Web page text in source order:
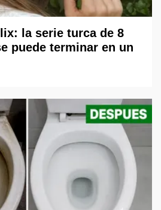
la serie turca de 8
puede terminar en un